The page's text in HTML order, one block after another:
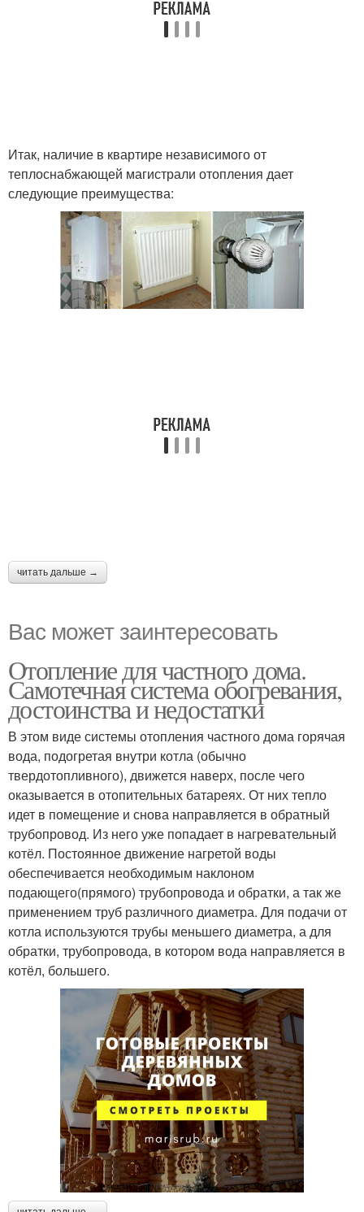
Итак, наличие в квартире независимого от
теплоснабжающей магистрали отопления дает
следующие преимущества:
читать дальше →
Вас может заинтересовать
Отопление для частного дома.
Самотечная система обогревания,
достоинства и недостатки
В этом виде системы отопления частного дома горячая
вода, подогретая внутри котла (обычно
твердотопливного), движется наверх, после чего
оказывается в отопительных батареях. От них тепло
идет в помещение и снова направляется в обратный
трубопровод. Из него уже попадает в нагревательный
котёл. Постоянное движение нагретой воды
обеспечивается необходимым наклоном
подающего(прямого) трубопровода и обратки, а так же
применением труб различного диаметра. Для подачи от
котла используются трубы меньшего диаметра, а для
обратки, трубопровода, в котором вода направляется в
котёл, большего.